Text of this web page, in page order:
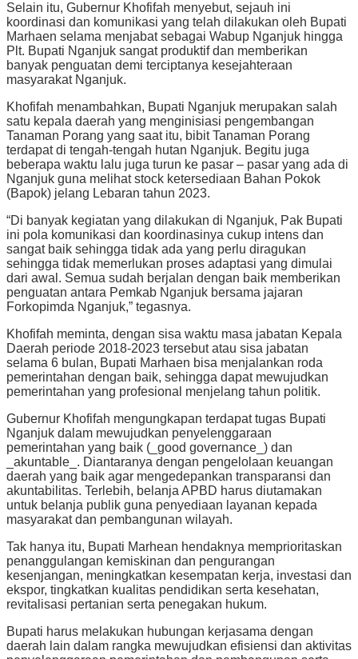
Selain itu, Gubernur Khofifah menyebut, sejauh ini
koordinasi dan komunikasi yang telah dilakukan oleh Bupati
Marhaen selama menjabat sebagai Wabup Nganjuk hingga
Plt. Bupati Nganjuk sangat produktif dan memberikan
banyak penguatan demi terciptanya kesejahteraan
masyarakat Nganjuk.
Khofifah menambahkan, Bupati Nganjuk merupakan salah
satu kepala daerah yang menginisiasi pengembangan
Tanaman Porang yang saat itu, bibit Tanaman Porang
terdapat di tengah-tengah hutan Nganjuk. Begitu juga
beberapa waktu lalu juga turun ke pasar – pasar yang ada di
Nganjuk guna melihat stock ketersediaan Bahan Pokok
(Bapok) jelang Lebaran tahun 2023.
“Di banyak kegiatan yang dilakukan di Nganjuk, Pak Bupati
ini pola komunikasi dan koordinasinya cukup intens dan
sangat baik sehingga tidak ada yang perlu diragukan
sehingga tidak memerlukan proses adaptasi yang dimulai
dari awal. Semua sudah berjalan dengan baik memberikan
penguatan antara Pemkab Nganjuk bersama jajaran
Forkopimda Nganjuk,” tegasnya.
Khofifah meminta, dengan sisa waktu masa jabatan Kepala
Daerah periode 2018-2023 tersebut atau sisa jabatan
selama 6 bulan, Bupati Marhaen bisa menjalankan roda
pemerintahan dengan baik, sehingga dapat mewujudkan
pemerintahan yang profesional menjelang tahun politik.
Gubernur Khofifah mengungkapan terdapat tugas Bupati
Nganjuk dalam mewujudkan penyelenggaraan
pemerintahan yang baik (_good governance_) dan
_akuntable_. Diantaranya dengan pengelolaan keuangan
daerah yang baik agar mengedepankan transparansi dan
akuntabilitas. Terlebih, belanja APBD harus diutamakan
untuk belanja publik guna penyediaan layanan kepada
masyarakat dan pembangunan wilayah.
Tak hanya itu, Bupati Marhean hendaknya memprioritaskan
penanggulangan kemiskinan dan pengurangan
kesenjangan, meningkatkan kesempatan kerja, investasi dan
ekspor, tingkatkan kualitas pendidikan serta kesehatan,
revitalisasi pertanian serta penegakan hukum.
Bupati harus melakukan hubungan kerjasama dengan
daerah lain dalam rangka mewujudkan efisiensi dan aktivitas